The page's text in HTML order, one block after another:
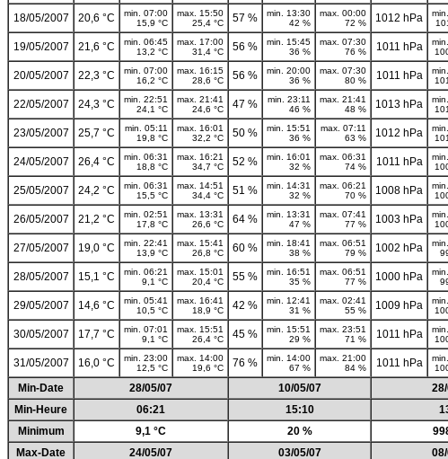
18/05/2007 20,6 °C
min. 07:00
15,9 °C
max. 15:50
25,4 °C
57 %
min. 13:30
42 %
max. 00:00
72 %
1012 hPa
19/05/2007 21,6 °C
min. 06:45
13,2 °C
max. 17:00
31,4 °C
56 %
min. 15:45
36 %
max. 07:30
76 %
1011 hPa
20/05/2007 22,3 °C
min. 07:00
16,2 °C
max. 16:15
28,6 °C
56 %
min. 20:00
36 %
max. 07:30
80 %
1011 hPa
22/05/2007 24,3 °C
min. 22:51
24,1 °C
max. 21:41
24,6 °C
47 %
min. 23:11
46 %
max. 21:41
48 %
1013 hPa
23/05/2007 25,7 °C
min. 05:11
19,8 °C
max. 16:01
32,2 °C
50 %
min. 15:51
36 %
max. 07:11
63 %
1012 hPa
24/05/2007 26,4 °C
min. 06:31
18,8 °C
max. 16:21
34,7 °C
52 %
min. 16:01
32 %
max. 06:31
74 %
1011 hPa
25/05/2007 24,2 °C
min. 06:31
15,5 °C
max. 14:51
34,4 °C
51 %
min. 14:31
32 %
max. 06:21
70 %
1008 hPa
26/05/2007 21,2 °C
min. 02:51
17,8 °C
max. 13:31
26,6 °C
64 %
min. 13:31
47 %
max. 07:41
77 %
1003 hPa
27/05/2007 19,0 °C
min. 22:41
13,9 °C
max. 15:41
26,8 °C
60 %
min. 18:41
38 %
max. 06:51
79 %
1002 hPa
28/05/2007 15,1 °C
min. 06:21
9,1 °C
max. 15:01
20,4 °C
55 %
min. 16:51
35 %
max. 06:51
77 %
1000 hPa
29/05/2007 14,6 °C
min. 05:41
10,5 °C
max. 16:41
18,9 °C
42 %
min. 12:41
31 %
max. 02:41
55 %
1009 hPa
30/05/2007 17,7 °C
min. 07:01
9,1 °C
max. 15:51
26,4 °C
45 %
min. 15:51
29 %
max. 23:51
71 %
1011 hPa
31/05/2007 16,0 °C
min. 23:00
12,5 °C
max. 14:00
19,6 °C
76 %
min. 14:00
67 %
max. 21:00
84 %
1011 hPa
Min-Date 28/05/07 10/05/07
Min-Heure
06:21 15:10
Minimum
9,1 °C 20 %
Max-Date
24/05/07 03/05/07